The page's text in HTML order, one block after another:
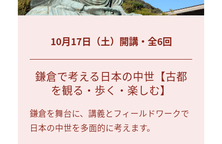
10月17日（土）開講・全6回
鎌倉で考える日本の中世【古都
を観る・歩く・楽しむ】
鎌倉を舞台に、講義とフィールドワークで
日本の中世を多面的に考えます。